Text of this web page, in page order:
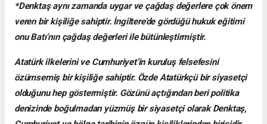
*Denktaş aynı zamanda uygar ve çağdaş değerlere çok önem
veren bir kişiliğe sahiptir. İngiltere’de gördüğü hukuk eğitimi
onu Batı’nın çağdaş değerleri ile bütünleştirmiştir.
Atatürk ilkelerini ve Cumhuriyet’in kuruluş felsefesini
özümsemiş bir kişiliğe sahiptir. Özde Atatürkçü bir siyasetçi
olduğunu hep göstermiştir. Gözünü açtığından beri politika
denizinde boğulmadan yüzmüş bir siyasetçi olarak Denktaş,